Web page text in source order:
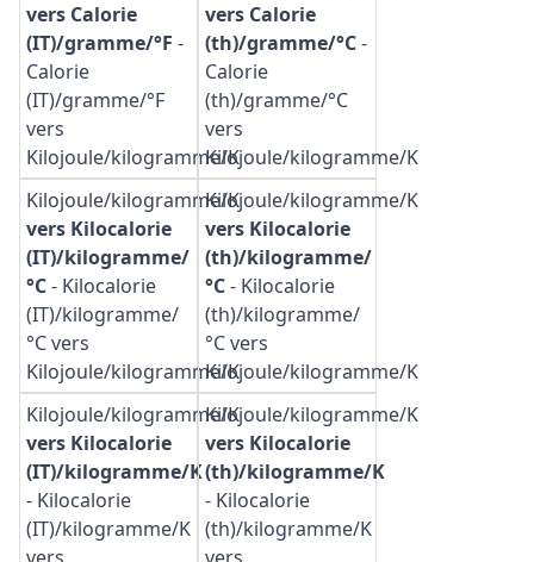
vers Calorie
(IT)/gramme/°F -
Calorie
(IT)/gramme/°F
vers
Kilojoule/kilogramme/K
vers Calorie
(th)/gramme/°C-
Calorie
(th)/gramme/°C
vers
Kilojoule/kilogramme/K
Kilojoule/kilogramme/K
vers Kilocalorie
(IT)/kilogramme/
°C- Kilocalorie
(IT)/kilogramme/
°C vers
Kilojoule/kilogramme/K
Kilojoule/kilogramme/K
vers Kilocalorie
(th)/kilogramme/
°C- Kilocalorie
(th)/kilogramme/
°C vers
Kilojoule/kilogramme/K
Kilojoule/kilogramme/K
vers Kilocalorie
(IT)/kilogramme/K
- Kilocalorie
(IT)/kilogramme/K
Kilojoule/kilogramme/K
vers Kilocalorie
(th)/kilogramme/K
- Kilocalorie
(th)/kilogramme/K